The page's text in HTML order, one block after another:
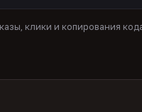
клики и копирования